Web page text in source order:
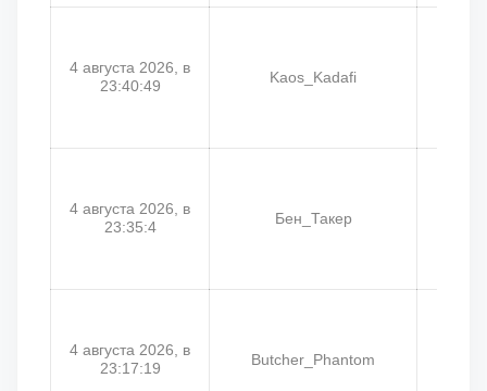
4 августа 2026, в
23:40:49
Kaos_Kadafi
4 августа 2026, в
23:35:4
Бен_Такер
4 августа 2026, в
23:17:19
Butcher_Phantom